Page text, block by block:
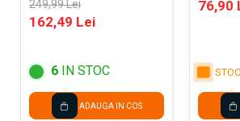
249,99 Lei
162,49 Lei
6 IN STOC
ADAUGA IN COS
76,90